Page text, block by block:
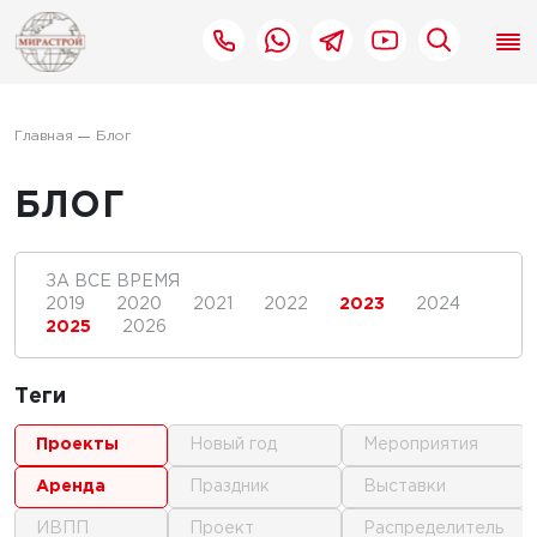
Главная Блог
БЛОГ
ЗА ВСЕ ВРЕМЯ
2019
2020 2021 2022 2023
2024
2025
2026
Теги
проекты
аренда
ИВПП
новый год
праздник
проект
мероприятия
выставки
распределитель